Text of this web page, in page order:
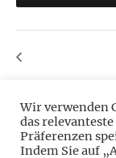
Wir verwenden
das
Präferenzen
Indem Sie auf